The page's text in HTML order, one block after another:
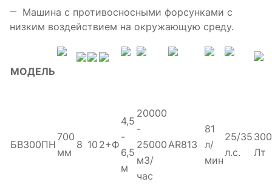
Машина с противосносными форсунками с
низким воздействием на окружающую среду.
МОДЕЛЬ
БВ300ПН
700
мм
8 10 2+Ф
4,5
-
6,5
м
20000
-
25000
м3/
час
AR813
81
л/
мин
25/35
л.с.
300
Лт